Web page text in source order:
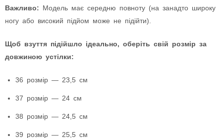
Важливо: Модель має середню повноту (на занадто широку
ногу або високий підйом може не підійти).
Щоб взуття підійшло ідеально, оберіть свій розмір за
довжиною устілки:
36 розмір — 23,5 см
37 розмір — 24 см
38 розмір — 24,5 см
39 розмір — 25,5 см